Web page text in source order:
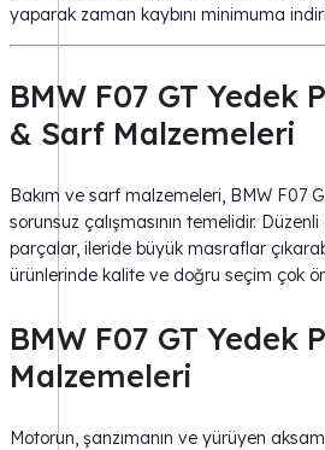
yaparak zaman kaybını minimuma
BMW F07 GT Yedek
& Sarf Malzemeleri
Bakım ve sarf malzemeleri, BMW F07
sorunsuz çalışmasının temelidir.
parçalar, ileride büyük masraflar
ürünlerinde kalite ve doğru seçim çok
BMW F07 GT Yedek
Malzemeleri
Motorun, şanzımanın ve yürüyen